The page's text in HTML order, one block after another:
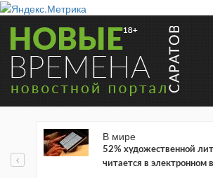
В мире
52% художественной
читается в электронном